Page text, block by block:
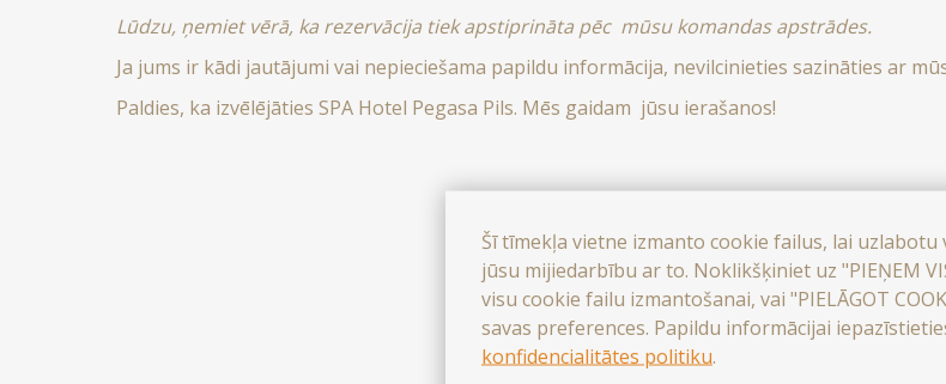
Šī tīmekļa vietne izmanto cookie failus, lai
jūsu mijiedarbību ar to. Noklikšķiniet uz "PIEŅEM
visu cookie failu izmantošanai, vai "PIELĀGOT
savas preferences. Papildu informācijai
konfidencialitātes politiku.
Lūdzu, ņemiet vērā, ka rezervācija tiek apstiprināta pēc mūsu komandas apstrādes.
Ja jums ir kādi jautājumi vai nepieciešama papildu informācija, nevilcinieties sazināties ar
Paldies, ka izvēlējāties SPA Hotel Pegasa Pils. Mēs gaidam jūsu ierašanos!